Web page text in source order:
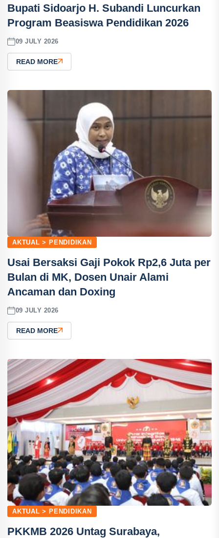
Bupati Sidoarjo H. Subandi Luncurkan
Program Beasiswa Pendidikan 2026
09 JULY 2026
READ MORE
AKTUAL > PENDIDIKAN
Usai Bersaksi Gaji Pokok Rp2,6 Juta per
Bulan di MK, Dosen Unair Alami
Ancaman dan Doxing
09 JULY 2026
READ MORE
AKTUAL > PENDIDIKAN
PKKMB 2026 Untag Surabaya,